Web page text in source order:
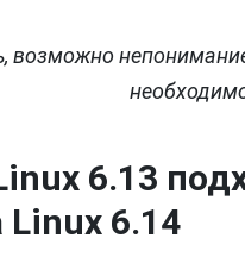
возможно
6.13
Linux 6.14